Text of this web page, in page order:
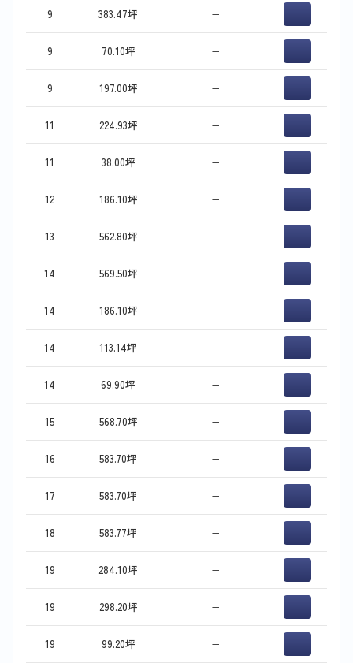
9 383.47坪 −
9 70.10坪 −
9 197.00坪 −
11 224.93坪 −
11 38.00坪 −
12 186.10坪 −
13 562.80坪 −
14 569.50坪 −
14 186.10坪 −
14 113.14坪 −
14 69.90坪 −
15 568.70坪 −
16 583.70坪 −
17 583.70坪 −
18 583.77坪 −
19 284.10坪 −
19 298.20坪 −
19 99.20坪 −